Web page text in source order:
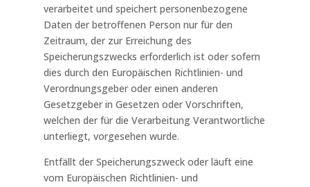
verarbeitet und speichert personenbezogene
Daten der betroffenen Person nur für den
Zeitraum, der zur Erreichung des
Speicherungszwecks erforderlich ist oder sofern
dies durch den Europäischen Richtlinien- und
Verordnungsgeber oder einen anderen
Gesetzgeber in Gesetzen oder Vorschriften,
welchen der für die Verarbeitung Verantwortliche
unterliegt, vorgesehen wurde.
Entfällt der Speicherungszweck oder läuft eine
vom Europäischen Richtlinien- und